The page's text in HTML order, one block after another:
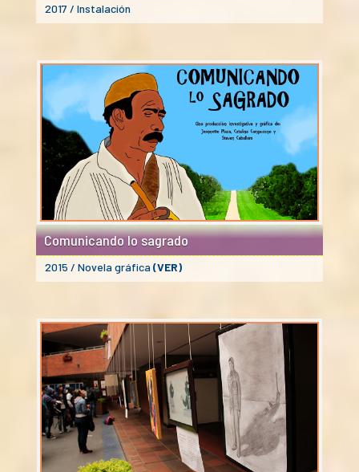
2017 / Instalación
Comunicando lo sagrado
2015 / Novela gráfica (VER)